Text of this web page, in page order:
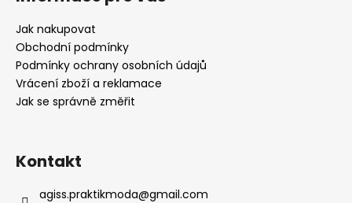
Jak nakupovat
Obchodní podmínky
Podmínky ochrany osobních údajů
Vrácení zboží a reklamace
Jak se správně změřit
Kontakt
agiss.praktikmoda@gmail.com